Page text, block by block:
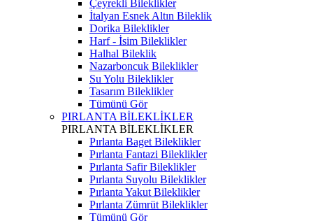
Çeyrekli Bileklikler
İtalyan Esnek Altın Bileklik
Dorika Bileklikler
Harf - İsim Bileklikler
Halhal Bileklik
Nazarboncuk Bileklikler
Su Yolu Bileklikler
Tasarım Bileklikler
Tümünü Gör
PIRLANTA BİLEKLİKLER
PIRLANTA BİLEKLİKLER
Pırlanta Baget Bileklikler
Pırlanta Fantazi Bileklikler
Pırlanta Safir Bileklikler
Pırlanta Suyolu Bileklikler
Pırlanta Yakut Bileklikler
Pırlanta Zümrüt Bileklikler
Tümünü Gör